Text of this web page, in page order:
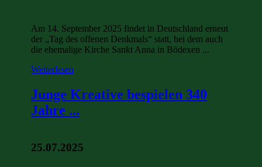
Am 14. September 2025 findet in Deutschland erneut
der „Tag des offenen Denkmals“ statt, bei dem auch
die ehemalige Kirche Sankt Anna in Bödexen ...
Weiterlesen
Junge Kreative bespielen 340
Jahre ...
25.07.2025